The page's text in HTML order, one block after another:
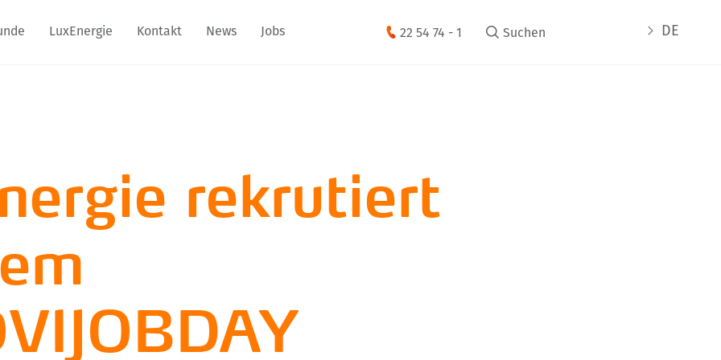
LuxEnergie Kontakt News Jobs 22 54 74 - 1 Suchen DE
rekrutiert